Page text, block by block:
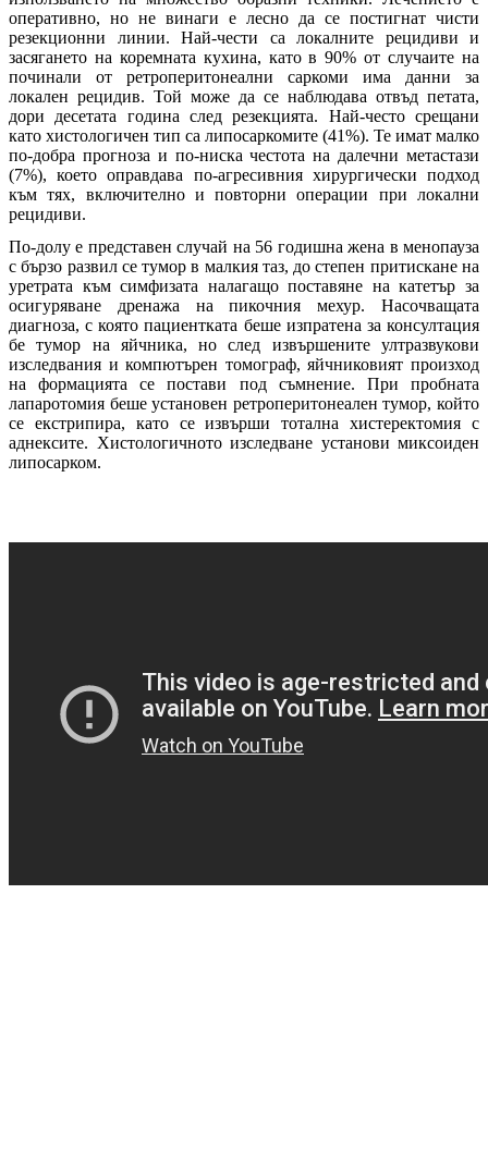
оперативно, но не винаги е лесно да се постигнат чисти
резекционни линии. Най-чести са локалните рецидиви и
засягането на коремната кухина, като в 90% от случаите на
починали от ретроперитонеални саркоми има данни за
локален рецидив. Той може да се наблюдава отвъд петата,
дори десетата година след резекцията. Най-често срещани
като хистологичен тип са липосаркомите (41%). Те имат малко
по-добра прогноза и по-ниска честота на далечни метастази
(7%), което оправдава по-агресивния хирургически подход
към тях, включително и повторни операции при локални
рецидиви.
По-долу е представен случай на 56 годишна жена в менопауза
с бързо развил се тумор в малкия таз, до степен притискане на
уретрата към симфизата налагащо поставяне на катетър за
осигуряване дренажа на пикочния мехур. Насочващата
диагноза, с която пациентката беше изпратена за консултация
бе тумор на яйчника, но след извършените ултразвукови
изследвания и компютърен томограф, яйчниковият произход
на формацията се постави под съмнение. При пробната
лапаротомия беше установен ретроперитонеален тумор, който
се екстрипира, като се извърши тотална хистеректомия с
аднексите. Хистологичното изследване установи миксоиден
липосарком.